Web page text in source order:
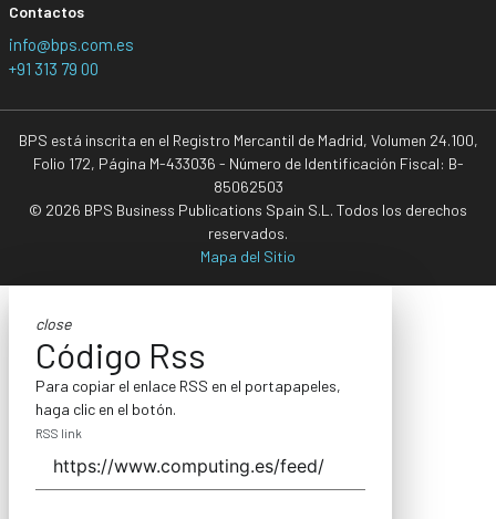
Contactos
info@bps.com.es
+91 313 79 00
BPS está inscrita en el Registro Mercantil de Madrid, Volumen 24.100,
Folio 172, Página M-433036 - Número de Identificación Fiscal: B-
85062503
© 2026 BPS Business Publications Spain S.L. Todos los derechos
reservados.
Mapa del Sitio
close
Código Rss
Para copiar el enlace RSS en el portapapeles,
haga clic en el botón.
RSS link